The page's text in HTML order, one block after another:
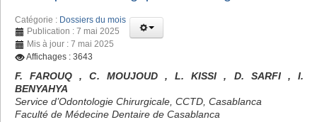
Catégorie : Dossiers du mois
Publication : 7 mai 2025
Mis à jour : 7 mai 2025
Affichages : 3643
F. FAROUQ , C. MOUJOUD , L. KISSI , D. SARFI , I.
BENYAHYA
Service d’Odontologie Chirurgicale, CCTD, Casablanca
Faculté de Médecine Dentaire de Casablanca